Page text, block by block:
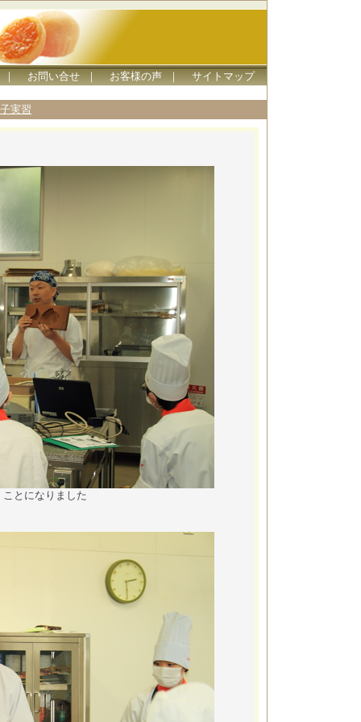
お問い合せ ｜ お客様の声 ｜ サイトマップ
実習
とになりました